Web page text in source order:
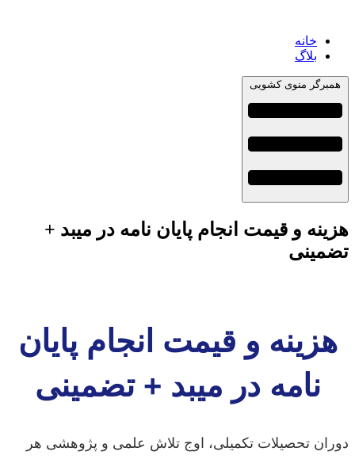
خانه
بلاگ
همبرگر منوی کشویی
هزینه و قیمت انجام پایان نامه در میبد +
تضمینی
هزینه و قیمت انجام پایان
نامه در میبد + تضمینی
دوران تحصیلات تکمیلی، اوج تلاش علمی و پژوهشی هر